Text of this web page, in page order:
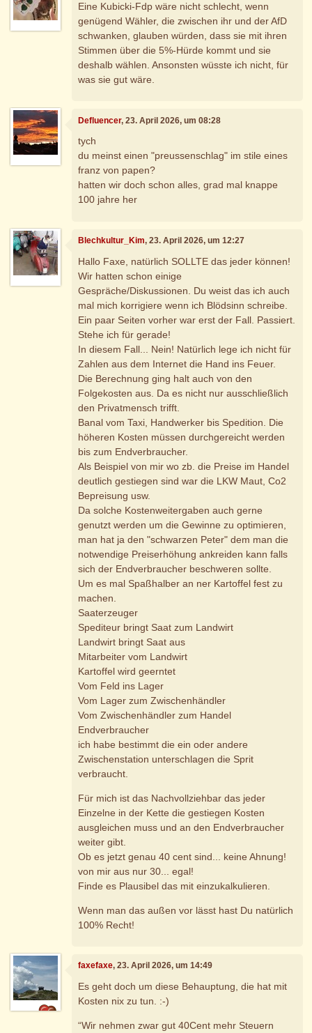
Eine Kubicki-Fdp wäre nicht schlecht, wenn
genügend Wähler, die zwischen ihr und der AfD
schwanken, glauben würden, dass sie mit ihren
Stimmen über die 5%-Hürde kommt und sie
deshalb wählen. Ansonsten wüsste ich nicht, für
was sie gut wäre.
Defluencer, 23. April 2026, um 08:28
tych
du meinst einen "preussenschlag" im stile eines
franz von papen?
hatten wir doch schon alles, grad mal knappe
100 jahre her
Blechkultur_Kim, 23. April 2026, um 12:27
Hallo Faxe, natürlich SOLLTE das jeder können!
Wir hatten schon einige
Gespräche/Diskussionen. Du weist das ich auch
mal mich korrigiere wenn ich Blödsinn schreibe.
Ein paar Seiten vorher war erst der Fall. Passiert.
Stehe ich für gerade!
In diesem Fall... Nein! Natürlich lege ich nicht für
Zahlen aus dem Internet die Hand ins Feuer.
Die Berechnung ging halt auch von den
Folgekosten aus. Da es nicht nur ausschließlich
den Privatmensch trifft.
Banal vom Taxi, Handwerker bis Spedition. Die
höheren Kosten müssen durchgereicht werden
bis zum Endverbraucher.
Als Beispiel von mir wo zb. die Preise im Handel
deutlich gestiegen sind war die LKW Maut, Co2
Bepreisung usw.
Da solche Kostenweitergaben auch gerne
genutzt werden um die Gewinne zu optimieren,
man hat ja den "schwarzen Peter" dem man die
notwendige Preiserhöhung ankreiden kann falls
sich der Endverbraucher beschweren sollte.
Um es mal Spaßhalber an ner Kartoffel fest zu
machen.
Saaterzeuger
Spediteur bringt Saat zum Landwirt
Landwirt bringt Saat aus
Mitarbeiter vom Landwirt
Kartoffel wird geerntet
Vom Feld ins Lager
Vom Lager zum Zwischenhändler
Vom Zwischenhändler zum Handel
Endverbraucher
ich habe bestimmt die ein oder andere
Zwischenstation unterschlagen die Sprit
verbraucht.
Für mich ist das Nachvollziehbar das jeder
Einzelne in der Kette die gestiegen Kosten
ausgleichen muss und an den Endverbraucher
weiter gibt.
Ob es jetzt genau 40 cent sind... keine Ahnung!
von mir aus nur 30... egal!
Finde es Plausibel das mit einzukalkulieren.
Wenn man das außen vor lässt hast Du natürlich
100% Recht!
faxefaxe, 23. April 2026, um 14:49
Es geht doch um diese Behauptung, die hat mit
Kosten nix zu tun. :-)
“Wir nehmen zwar gut 40Cent mehr Steuern